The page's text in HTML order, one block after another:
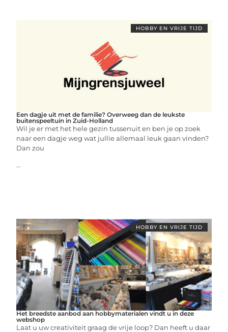
HOBBY EN VRIJE TIJD
Een dagje uit met de familie? Overweeg dan de leukste
buitenspeeltuin in Zuid-Holland
Wil je er met het hele gezin tussenuit en ben je op zoek
naar een dagje weg wat jullie allemaal leuk gaan vinden?
Dan zou
...
HOBBY EN VRIJE TIJD
Het breedste aanbod aan hobbymaterialen vindt u in deze
webshop
Laat u uw creativiteit graag de vrije loop? Dan heeft u daar